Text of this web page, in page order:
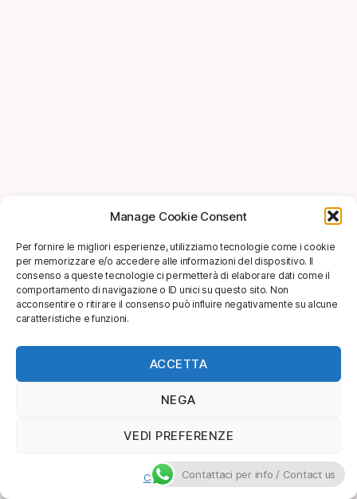
Manage Cookie Consent
Per fornire le migliori esperienze, utilizziamo tecnologie come i cookie
per memorizzare e/o accedere alle informazioni del dispositivo. Il
consenso a queste tecnologie ci permetterà di elaborare dati come il
comportamento di navigazione o ID unici su questo sito. Non
acconsentire o ritirare il consenso può influire negativamente su alcune
caratteristiche e funzioni.
ACCETTA
NEGA
VEDI PREFERENZE
Cookie PolicyContattaci per info / Contact us